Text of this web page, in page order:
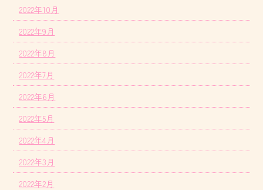
2022年10月
2022年9月
2022年8月
2022年7月
2022年6月
2022年5月
2022年4月
2022年3月
2022年2月